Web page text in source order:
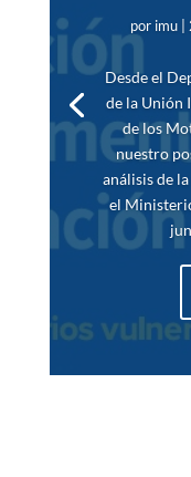
por imu|
Desde el
de la Unión
de los
nuestro
análisis de
el